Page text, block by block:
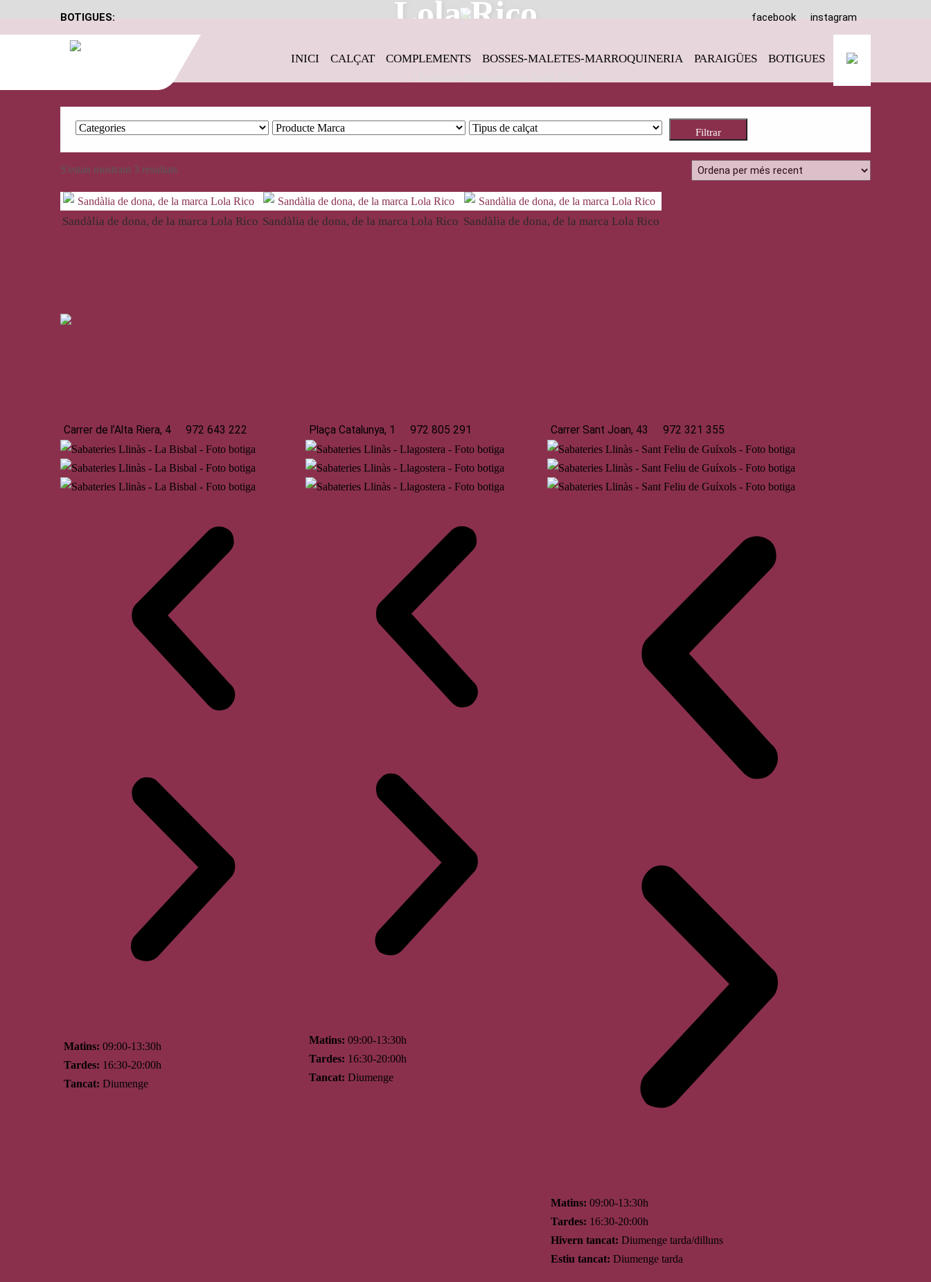
BOTIGUES: facebook instagram
INICI CALÇAT COMPLEMENTS BOSSES-MALETES-MARROQUINERIA PARAIGÜES BOTIGUES
Lola Rico
Filtrar
S'estan mostrant 3 resultats
Sandàlia de dona, de la marca Lola Rico Sandàlia de dona, de la marca Lola Rico Sandàlia de dona, de la marca Lola Rico
Carrer de l’Alta Riera, 4 972 643 222
Matins: 09:00-13:30h
Tardes: 16:30-20:00h
Tancat: Diumenge
Plaça Catalunya, 1 972 805 291
Matins: 09:00-13:30h
Tardes: 16:30-20:00h
Tancat: Diumenge
Carrer Sant Joan, 43 972 321 355
Matins: 09:00-13:30h
Tardes: 16:30-20:00h
Hivern tancat: Diumenge tarda/dilluns
Estiu tancat: Diumenge tarda